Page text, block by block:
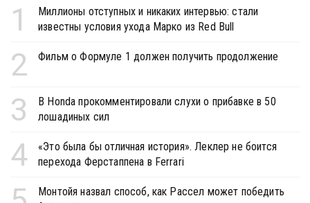
1
Миллионы отступных и никаких интервью: стали
известны условия ухода Марко из Red Bull
2 Фильм о Формуле 1 должен получить продолжение
3
В Honda прокомментировали слухи о прибавке в 50
лошадиных сил
4
«Это была бы отличная история». Леклер не боится
перехода Ферстаппена в Ferrari
Монтойя назвал способ, как Рассел может победить